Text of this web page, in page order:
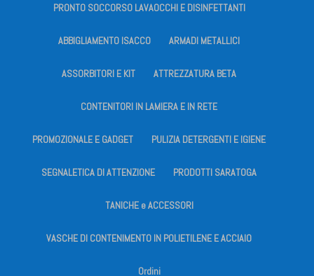
PRONTO SOCCORSO LAVAOCCHI E DISINFETTANTI
ABBIGLIAMENTO ISACCO ARMADI METALLICI
ASSORBITORI E KIT ATTREZZATURA BETA
CONTENITORI IN LAMIERA E IN RETE
PROMOZIONALE E GADGET PULIZIA DETERGENTI E IGIENE
SEGNALETICA DI ATTENZIONE PRODOTTI SARATOGA
TANICHE e ACCESSORI
VASCHE DI CONTENIMENTO IN POLIETILENE E ACCIAIO
Ordini